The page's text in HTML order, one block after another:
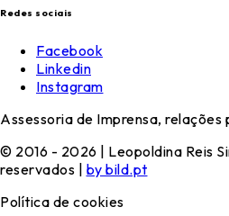
Redes sociais
Facebook
Linkedin
Instagram
Assessoria de Imprensa, relações
© 2016 - 2026 | Leopoldina Reis
reservados | by bild.pt
Política de cookies